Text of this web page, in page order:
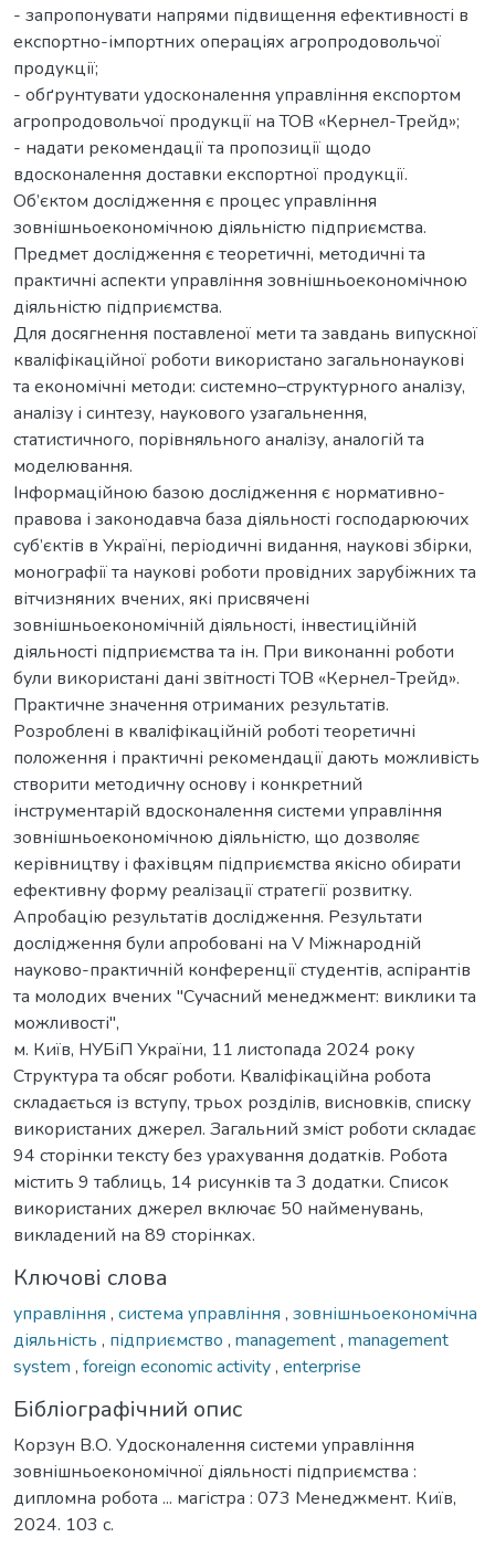
- запропонувати напрями підвищення ефективності в
експортно-імпортних операціях агропродовольчої
продукції;
- обґрунтувати удосконалення управління експортом
агропродовольчої продукції на ТОВ «Кернел-Трейд»;
- надати рекомендації та пропозиції щодо
вдосконалення доставки експортної продукції.
Об’єктом дослідження є процес управління
зовнішньоекономічною діяльністю підприємства.
Предмет дослідження є теоретичні, методичні та
практичні аспекти управління зовнішньоекономічною
діяльністю підприємства.
Для досягнення поставленої мети та завдань випускної
кваліфікаційної роботи використано загальнонаукові
та економічні методи: системно–структурного аналізу,
аналізу і синтезу, наукового узагальнення,
статистичного, порівняльного аналізу, аналогій та
моделювання.
Інформаційною базою дослідження є нормативно-
правова і законодавча база діяльності господарюючих
суб’єктів в Україні, періодичні видання, наукові збірки,
монографії та наукові роботи провідних зарубіжних та
вітчизняних вчених, які присвячені
зовнішньоекономічній діяльності, інвестиційній
діяльності підприємства та ін. При виконанні роботи
були використані дані звітності ТОВ «Кернел-Трейд».
Практичне значення отриманих результатів.
Розроблені в кваліфікаційній роботі теоретичні
положення і практичні рекомендації дають можливість
створити методичну основу і конкретний
інструментарій вдосконалення системи управління
зовнішньоекономічною діяльністю, що дозволяє
керівництву і фахівцям підприємства якісно обирати
ефективну форму реалізації стратегії розвитку.
Апробацію результатів дослідження. Результати
дослідження були апробовані на V Міжнародній
науково-практичній конференції студентів, аспірантів
та молодих вчених "Сучасний менеджмент: виклики та
можливості",
м. Київ, НУБіП України, 11 листопада 2024 року
Структура та обсяг роботи. Кваліфікаційна робота
складається із вступу, трьох розділів, висновків, списку
використаних джерел. Загальний зміст роботи складає
94 сторінки тексту без урахування додатків. Робота
містить 9 таблиць, 14 рисунків та 3 додатки. Список
використаних джерел включає 50 найменувань,
викладений на 89 сторінках.
Ключові слова
управління , система управління , зовнішньоекономічна
діяльність , підприємство , management, management
system , foreign economic activity, enterprise
Бібліографічний опис
Корзун В.О. Удосконалення системи управління
зовнішньоекономічної діяльності підприємства :
дипломна робота ... магістра : 073 Менеджмент. Київ,
2024. 103 с.